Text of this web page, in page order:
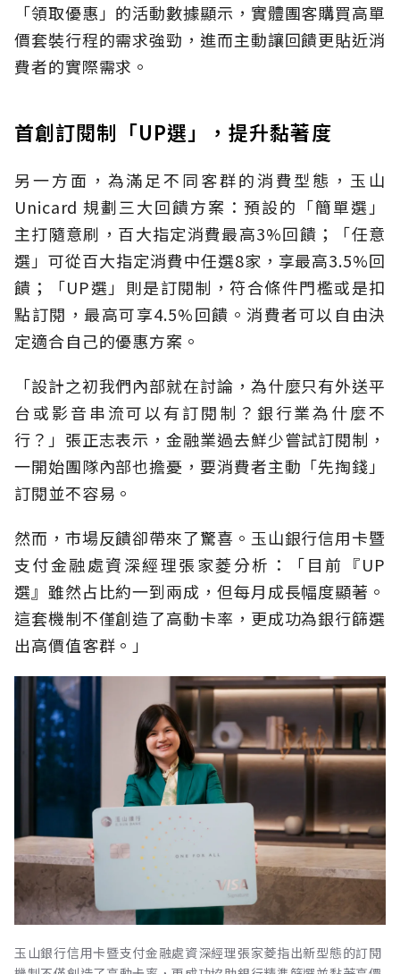
「領取優惠」的活動數據顯示，實體團客購買高單
價套裝行程的需求強勁，進而主動讓回饋更貼近消
費者的實際需求。
首創訂閱制「UP選」，提升黏著度
另一方面，為滿足不同客群的消費型態，玉山
Unicard 規劃三大回饋方案：預設的「簡單選」
主打隨意刷，百大指定消費最高3%回饋；「任意
選」可從百大指定消費中任選8家，享最高3.5%回
饋；「UP選」則是訂閱制，符合條件門檻或是扣
點訂閱，最高可享4.5%回饋。消費者可以自由決
定適合自己的優惠方案。
「設計之初我們內部就在討論，為什麼只有外送平
台或影音串流可以有訂閱制？銀行業為什麼不
行？」張正志表示，金融業過去鮮少嘗試訂閱制，
一開始團隊內部也擔憂，要消費者主動「先掏錢」
訂閱並不容易。
然而，市場反饋卻帶來了驚喜。玉山銀行信用卡暨
支付金融處資深經理張家菱分析：「目前『UP
選』雖然占比約一到兩成，但每月成長幅度顯著。
這套機制不僅創造了高動卡率，更成功為銀行篩選
出高價值客群。」
玉山銀行信用卡暨支付金融處資深經理張家菱指出新型態的訂閱